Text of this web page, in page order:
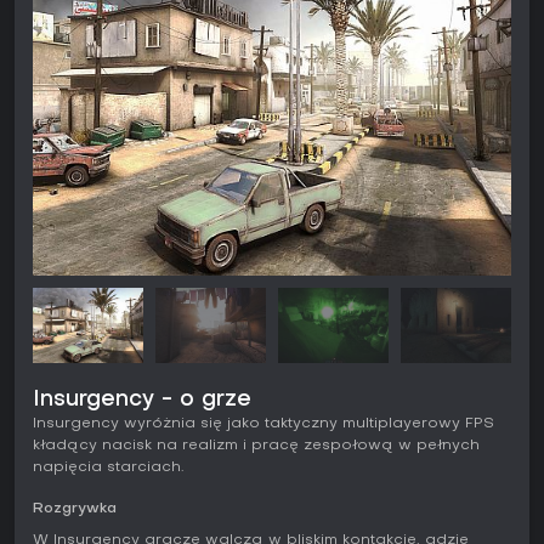
Insurgency - o grze
Insurgency wyróżnia się jako taktyczny multiplayerowy FPS
kładący nacisk na realizm i pracę zespołową w pełnych
napięcia starciach.
Rozgrywka
W Insurgency gracze walczą w bliskim kontakcie, gdzie